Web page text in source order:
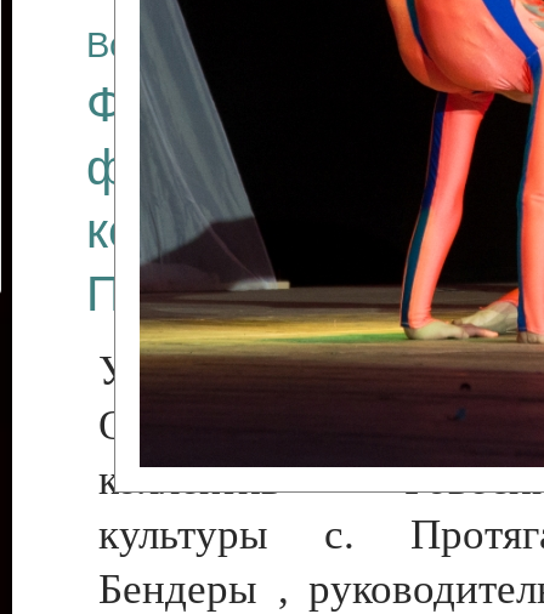
Все отчеты
Финал
фестиваля
коллективов
Приднестровского
Участники фестиваля:
Образцовый
коллектив
культуры с.
Бендеры ,